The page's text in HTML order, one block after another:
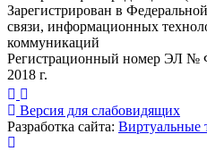
Зарегистрирован в
связи, информационных
коммуникаций
Регистрационный номер ЭЛ №
2018 г.
Версия для слабовидящих
Разработка сайта: Виртуальные